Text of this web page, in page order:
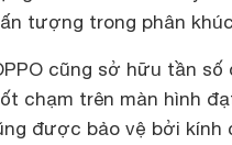
tượng trong phân
cũng sở hữu tần
chạm trên màn hình
được bảo vệ bởi